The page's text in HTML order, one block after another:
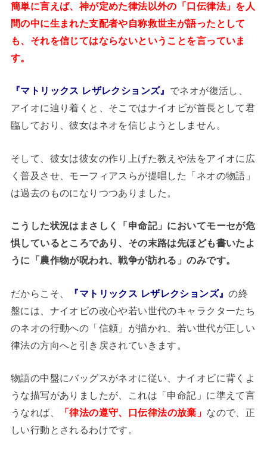
簡単に言えば、神が定めた律法以外の「口伝律法」を人
間の中に生まれた支配者や自称救世主が語ったとして
も、それを信じてはならないということを言っていま
す。
『マトリックス レザレクションズ』 でネオが復活し、
アイオに辿り着くと、そこではナイオビが首長として君
臨しており、彼女はネオを信じようとしません。
そして、彼女は彼女の作り上げた教えや法をアイオに広
く普及させ、モーフィアスらが提唱した「ネオの物語」
は過去のものになりつつありました。
こうした状況はまさしく「申命記」においてモーセが危
惧しているところであり、その末路は先ほども書いたよ
うに「農作物が呪われ、戦争が訪れる」のみです。
だからこそ、 『マトリックス レザレクションズ』の終
盤には、ナイオビの改心や若い世代のキャラクターたち
のネオの行動への「信頼」が描かれ、若い世代が正しい
律法の方向へと引き戻されていきます。
物語の中盤にバッグスがネオに従い、ナイオビに背くよ
うな描写がありましたが、これは「申命記」に準えて言
うなれば、
「律法の遵守、口伝律法の放棄」 なので、正
しい行動とされるわけです。